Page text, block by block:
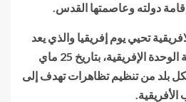
دولته وعاصمتها القدس.
تحيي يوم إفريقيا والذي يعد
ذكرى سنوية لنشأة منظمة الوحدة الإفريقية، بتاريخ 25 ماي
لكل بلد من تنظيم تظاهرات تهدف إلى